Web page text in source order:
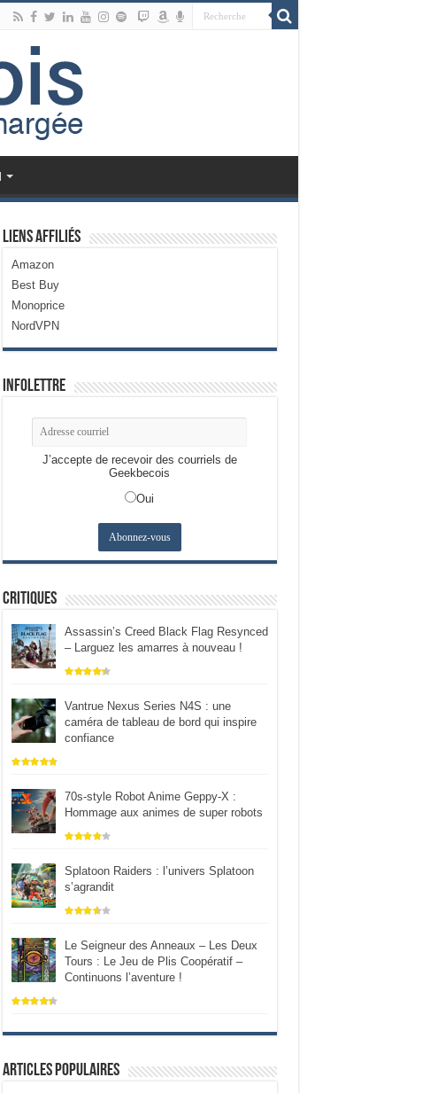
Liens Affiliés
Amazon
Best Buy
Monoprice
NordVPN
Infolettre
J’accepte de recevoir des courriels de
Geekbecois
Oui
Critiques
Assassin’s Creed Black Flag Resynced
– Larguez les amarres à nouveau !
Vantrue Nexus Series N4S : une
caméra de tableau de bord qui inspire
confiance
70s-style Robot Anime Geppy-X :
Hommage aux animes de super robots
Splatoon Raiders : l’univers Splatoon
s’agrandit
Le Seigneur des Anneaux – Les Deux
Tours : Le Jeu de Plis Coopératif –
Continuons l’aventure !
Articles populaires